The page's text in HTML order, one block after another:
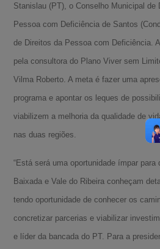
Stanislau (PT), o Conselho Municipal de
Pessoa com Deficiência de Santos
de Direitos da Pessoa com Deficiência.
pela consultora do Plano Viver sem
Vilma Roberto. A meta é fazer uma
programa e apontar os leques de
viabilizem a melhoria da qualidade de
nas duas regiões.
“Está será uma oportunidade ímpar
Baixada e Vale do Ribeira conheçam
tendo oportunidade de conhecer os
concretizar parcerias e viabilizar
e líder da bancada do PT. Para a